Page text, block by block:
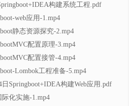
构建系统工程.pdf
web应用-1.mp4
静态资源探究-2.mp4
配置原理-3.mp4
配置接管-4.mp4
Lombok工程准备-5.mp4
日Springboot+IDEA构建Web应用.pdf
化实施-1.mp4